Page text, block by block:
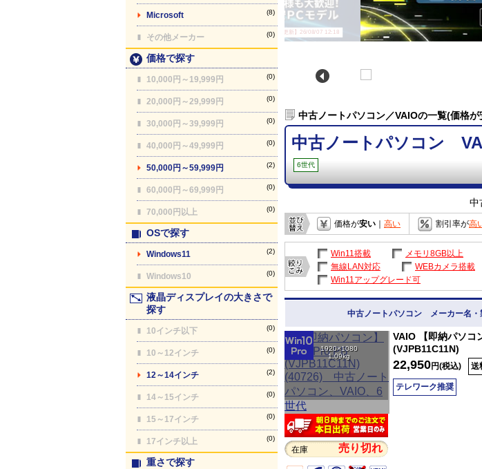
Microsoft (8)
その他メーカー (0)
価格で探す
10,000円～19,999円 (0)
20,000円～29,999円 (0)
30,000円～39,999円 (0)
40,000円～49,999円 (0)
50,000円～59,999円 (2)
60,000円～69,999円 (0)
70,000円以上 (0)
OSで探す
Windows11 (2)
Windows10 (0)
液晶ディスプレイの大きさで
探す
10インチ以下 (0)
10～12インチ (0)
12～14インチ (2)
14～15インチ (0)
15～17インチ (0)
17インチ以上 (0)
重さで探す
【最終更新】26/08/07 12:18
中古ノートパソコン／VAIOの一覧(価格
中古ノートパソコン
6世代
中
価格が安い 高い 割引率が高
Win11搭載 メモリ8GB以上
無線LAN対応
WEBカメラ搭載
Win11アップグレード可
中古ノートパソコン メーカー名・
1920×1080
1.09kg
在庫 売り切れ
VAIO 【即納パソコ
(VJPB11C11N)
22,950円(税込) 送
テレワーク推奨